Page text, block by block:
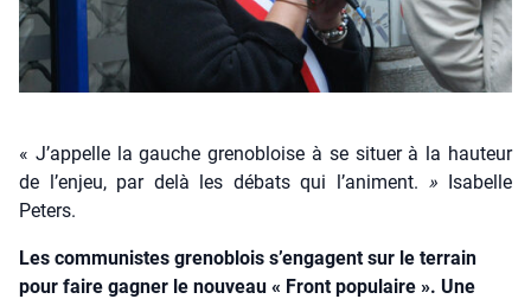
« J’appelle la gauche grenobloise à se situer à la hauteur
de l’enjeu, par delà les débats qui l’animent. » Isabelle
Peters.
Les communistes grenoblois s’engagent sur le terrain
pour faire gagner le nouveau « Front populaire ». Une